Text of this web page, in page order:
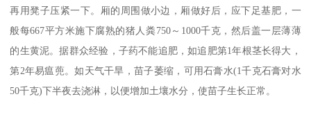
再用凳子压紧一下。厢的周围做小边，厢做好后，应下足基肥，一
般每667平方米施下腐熟的猪人粪750～1000千克，然后盖一层薄薄
的生黄泥。据群众经验，子药不能追肥，如追肥第1年根茎长得大，
第2年易瘟蔸。如天气干旱，苗子萎缩，可用石膏水(1千克石膏对水
50千克)下半夜去浇淋，以便增加土壤水分，使苗子生长正常。